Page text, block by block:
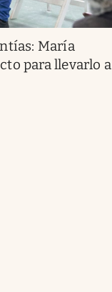
María
para llevarlo a